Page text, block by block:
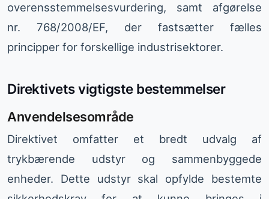
overensstemmelsesvurdering, samt afgørelse
nr. 768/2008/EF, der fastsætter fælles
principper for forskellige industrisektorer.
Direktivets vigtigste bestemmelser
Anvendelsesområde
Direktivet omfatter et bredt udvalg af
trykbærende udstyr og sammenbyggede
enheder. Dette udstyr skal opfylde bestemte